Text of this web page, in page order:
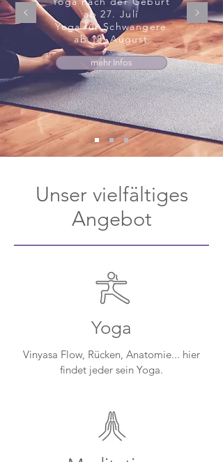
ab 27. Juli
Yoga für Schwangere
ab 18. August
mehr Infos
Unser vielfältiges
Angebot
Yoga
Vinyasa Flow, Rücken, Anatomie... hier
findet jeder sein Yoga.